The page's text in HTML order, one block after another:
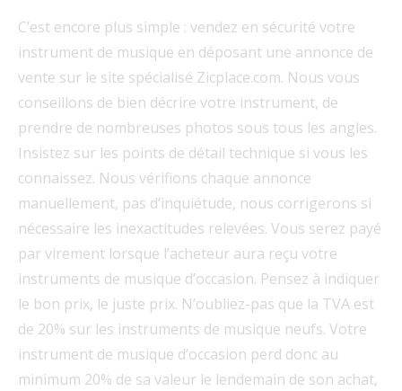
C’est encore plus simple : vendez en sécurité votre
instrument de musique en déposant une annonce de
vente sur le site spécialisé Zicplace.com. Nous vous
conseillons de bien décrire votre instrument, de
prendre de nombreuses photos sous tous les angles.
Insistez sur les points de détail technique si vous les
connaissez. Nous vérifions chaque annonce
manuellement, pas d’inquiétude, nous corrigerons si
nécessaire les inexactitudes relevées. Vous serez payé
par virement lorsque l’acheteur aura reçu votre
instruments de musique d’occasion. Pensez à indiquer
le bon prix, le juste prix. N’oubliez-pas que la TVA est
de 20% sur les instruments de musique neufs. Votre
instrument de musique d’occasion perd donc au
minimum 20% de sa valeur le lendemain de son achat,